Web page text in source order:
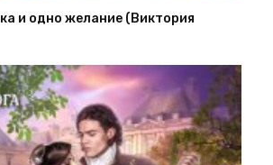
и одно желание (Виктория